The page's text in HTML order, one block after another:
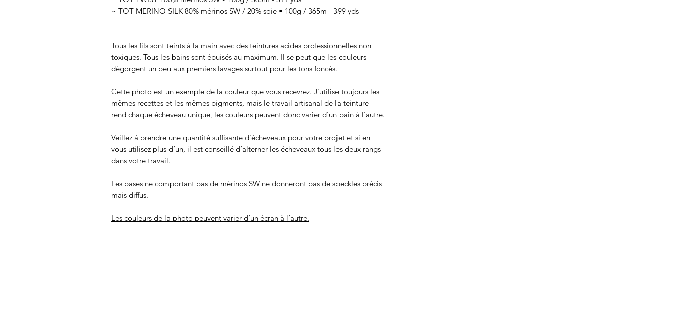
~ TOT MERINO SILK 80% mérinos SW / 20% soie • 100g / 365m - 399 yds
Tous les fils sont teints à la main avec des teintures acides professionnelles non
toxiques. Tous les bains sont épuisés au maximum. Il se peut que les couleurs
dégorgent un peu aux premiers lavages surtout pour les tons foncés.
Cette photo est un exemple de la couleur que vous recevrez. J’utilise toujours les
mêmes recettes et les mêmes pigments, mais le travail artisanal de la teinture
rend chaque écheveau unique, les couleurs peuvent donc varier d’un bain à l’autre.
Veillez à prendre une quantité suffisante d’écheveaux pour votre projet et si en
vous utilisez plus d’un, il est conseillé d’alterner les écheveaux tous les deux rangs
dans votre travail.
Les bases ne comportant pas de mérinos SW ne donneront pas de speckles précis
mais diffus.
Les couleurs de la photo peuvent varier d’un écran à l’autre.